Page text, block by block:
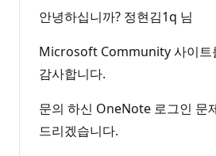
안녕하십니까? 정현김1q 님
Microsoft Community 사이트
감사합니다.
문의 하신 OneNote 로그인 문
드리겠습니다.